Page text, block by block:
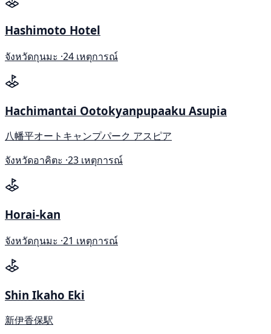
Hashimoto Hotel
จังหวัดกุนมะ ·24 เหตุการณ์
Hachimantai Ootokyanpupaaku Asupia
八幡平オートキャンプパーク アスピア
จังหวัดอาคิตะ ·23 เหตุการณ์
Horai-kan
จังหวัดกุนมะ ·21 เหตุการณ์
Shin Ikaho Eki
新伊香保駅